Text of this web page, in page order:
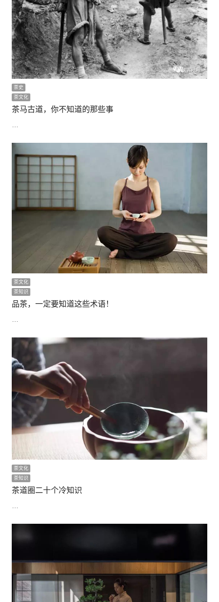
茶史
茶文化
茶马古道，你不知道的那些事
…
茶文化
茶知识
品茶，一定要知道这些术语！
…
茶文化
茶知识
茶道圈二十个冷知识